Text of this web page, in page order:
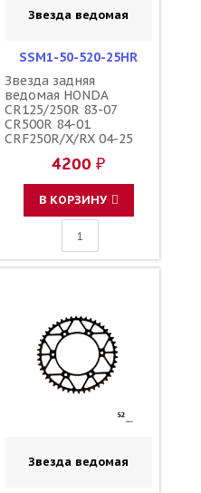
Звезда ведомая
SSM1-50-520-25HR
Звезда задняя
ведомая HONDA
CR125/250R 83-07
CR500R 84-01
CRF250R/X/RX 04-25
зубов 50 / MRP JTR210
1-3559-50
4200 ₽
В КОРЗИНУ
Звезда ведомая